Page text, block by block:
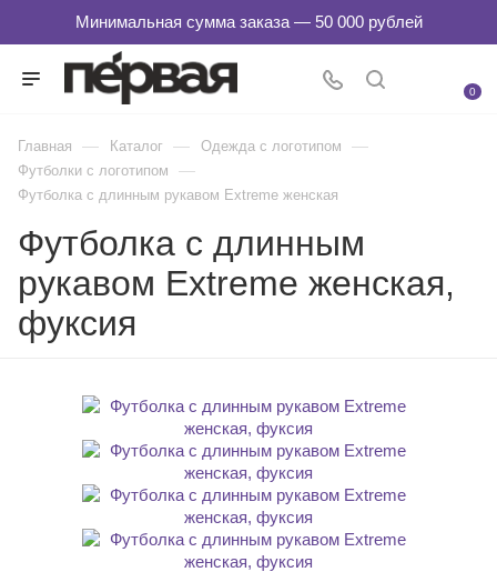
0
Главная — Каталог — Одежда с логотипом —
Футболки с логотипом —
Футболка c длинным рукавом Extreme женская
Футболка с длинным
рукавом Extreme женская,
фуксия